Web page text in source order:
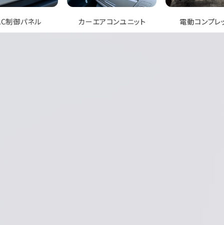
コンユニット 電動コンプレッサー エバポレー